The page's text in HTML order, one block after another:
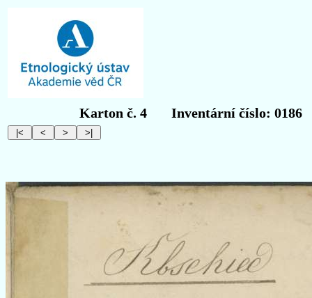
Karton č. 4 Inventární číslo: 0186